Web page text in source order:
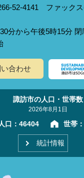
52-4141 ファック
分から午後5時15分
合わせ
諏訪市の人口・世帯数
2026年8月1日
人口： 46404 世帯：
統計情報